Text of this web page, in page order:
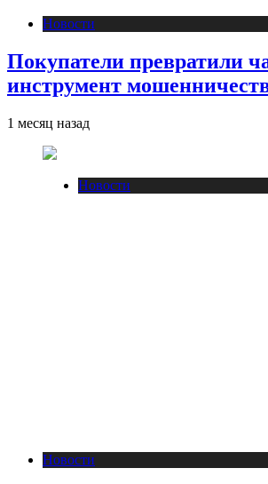
Новости
Покупатели превратили
инструмент
1 месяц назад
Новости
Новости